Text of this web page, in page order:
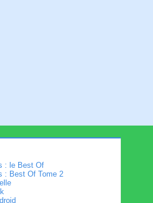
: le Best Of
: Best Of Tome 2